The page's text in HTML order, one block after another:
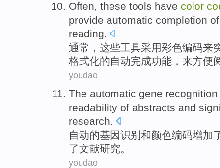
Often, these tools have color
provide automatic completion of
reading.
通常 ， 这些工具采用彩色编码来
格式化的自动完成功能 ， 来方便
youdao
The automatic gene recognition
readability of abstracts and
research.
自动的基因识别 和颜色编码增加
了文献研究。
youdao